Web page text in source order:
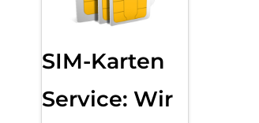
SIM-Karten
Service: Wir